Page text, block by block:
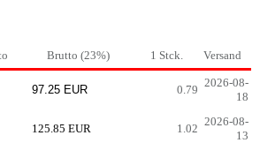
Brutto (23%) 1 Stck. Versand
0.79
2026-08-
18
125.85 EUR 1.02
2026-08-
13